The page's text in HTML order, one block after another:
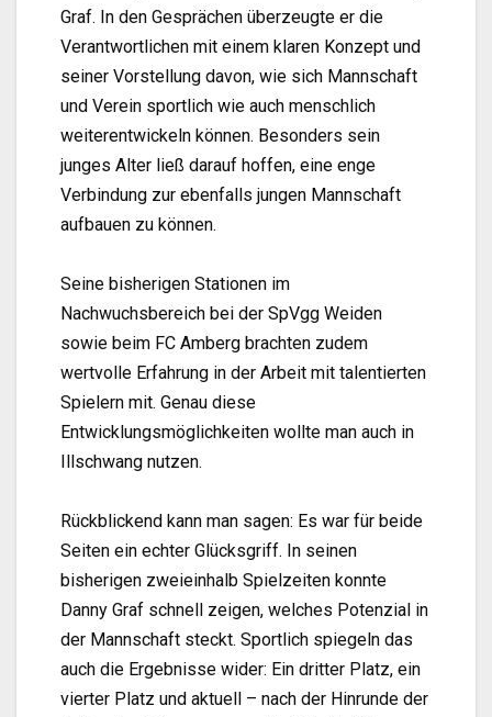
Graf. In den Gesprächen überzeugte er die
Verantwortlichen mit einem klaren Konzept und
seiner Vorstellung davon, wie sich Mannschaft
und Verein sportlich wie auch menschlich
weiterentwickeln können. Besonders sein
junges Alter ließ darauf hoffen, eine enge
Verbindung zur ebenfalls jungen Mannschaft
aufbauen zu können.
Seine bisherigen Stationen im
Nachwuchsbereich bei der SpVgg Weiden
sowie beim FC Amberg brachten zudem
wertvolle Erfahrung in der Arbeit mit talentierten
Spielern mit. Genau diese
Entwicklungsmöglichkeiten wollte man auch in
Illschwang nutzen.
Rückblickend kann man sagen: Es war für beide
Seiten ein echter Glücksgriff. In seinen
bisherigen zweieinhalb Spielzeiten konnte
Danny Graf schnell zeigen, welches Potenzial in
der Mannschaft steckt. Sportlich spiegeln das
auch die Ergebnisse wider: Ein dritter Platz, ein
vierter Platz und aktuell – nach der Hinrunde der